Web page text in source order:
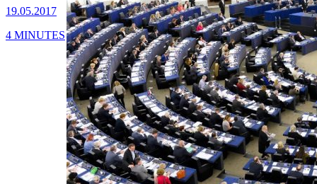
19.05.2017
4 MINUTES